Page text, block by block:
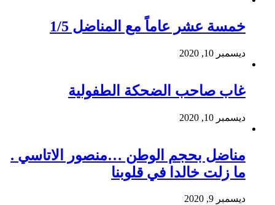
خمسة عشر عاماً مع المناضل 1/5
ديسمبر 10, 2020
غاب صاحب الضحكة الطفولية
ديسمبر 10, 2020
مناضل بحجم الوطن …منصور الاتاسي .
ما زلت خالدا في قلوبنا
ديسمبر 9, 2020